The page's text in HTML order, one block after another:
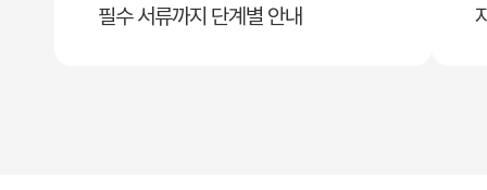
필수 서류까지 단계별 안내